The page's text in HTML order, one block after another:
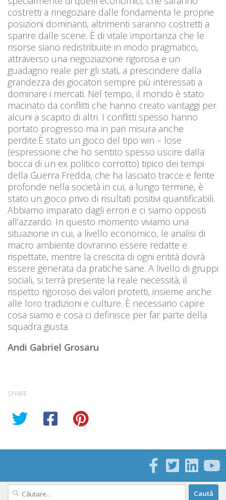
costretti a rinegoziare dalle fondamenta le proprie
posizioni dominanti, altrimenti saranno costretti a
sparire dalle scene. È di vitale importanza che le
risorse siano redistribuite in modo pragmatico,
attraverso una negoziazione rigorosa e un
guadagno reale per gli stati, a prescindere dalla
grandezza dei giocatori sempre più interessati a
dominare i mercati. Nel tempo, il mondo è stato
macinato da conflitti che hanno creato vantaggi per
alcuni a scapito di altri. I conflitti spesso hanno
portato progresso ma in pari misura anche
perdite.È stato un gioco del tipo win – lose
(espressione che ho sentito spesso uscire dalla
bocca di un ex politico corrotto) tipico dei tempi
della Guerra Fredda, che ha lasciato tracce e ferite
profonde nella società in cui, a lungo termine, è
stato un gioco privo di risultati positivi quantificabili.
Abbiamo imparato dagli errori e ci siamo opposti
all’azzardo. In questo momento viviamo una
situazione in cui, a livello economico, le analisi di
macro ambiente dovranno essere redatte e
rispettate, mentre la crescita di ogni entità dovrà
essere generata da pratiche sane. A livello di gruppi
sociali, si terrà presente la reale necessità, il
rispetto rigoroso dei valori protetti, insieme anche
alle loro tradizioni e culture. È necessario capire
cosa siamo e cosa ci definisce per far parte della
squadra giusta.
Andi Gabriel Grosaru
SHARE
Caută